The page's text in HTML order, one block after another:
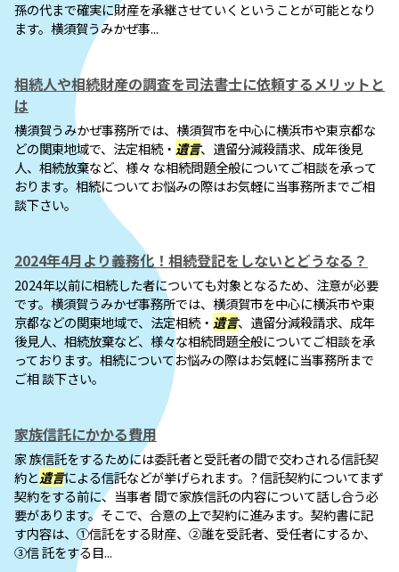
孫の代まで確実に財産を承継させていくということが可能となり
ます。横須賀うみかぜ事...
相続人や相続財産の調査を司法書士に依頼するメリットと
は
横須賀うみかぜ事務所では、横須賀市を中心に横浜市や東京都な
どの関東地域で、法定相続・ 遺言、遺留分減殺請求、成年後見
人、相続放棄など、様々 な相続問題全般についてご相談を承って
おります。相続についてお悩みの際はお気軽に当事務所までご相
談下さい。
2024年4月より義務化！相続登記をしないとどうなる？
2024年以前に相続した者についても対象となるため、注意が必要
です。横須賀うみかぜ事務所では、横須賀市を中心に横浜市や東
京都などの関東地域で、法定相続・ 遺言、遺留分減殺請求、成年
後見人、相続放棄など、様々な相続問題全般についてご相談を承
っております。相続についてお悩みの際はお気軽に当事務所まで
ご相 談下さい。
家族信託にかかる費用
家 族信託をするためには委託者と受託者の間で交わされる信託契
約と遺言による信託などが挙げられます。? 信託契約についてまず
契約をする前に、当事者 間で家族信託の内容について話し合う必
要があります。そこで、合意の上で契約に進みます。契約書に記
す内容は、①信託をする財産、②誰を受託者、受任者にするか、
③信 託をする目...